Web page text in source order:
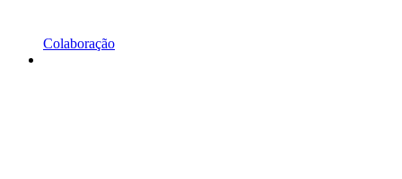
Colaboração